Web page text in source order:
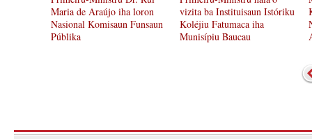
Maria de Araújo iha loron
Nasional Komisaun Funsaun
Públika
vizita ba Instituisaun Istóriku
Koléjiu Fatumaca iha
Munisípiu Baucau